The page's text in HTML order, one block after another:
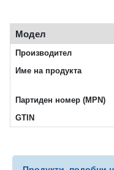
Модел
Производител
Име на продукта
Партиден номер (MPN)
GTIN